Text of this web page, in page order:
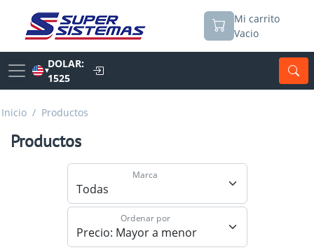
Mi carrito
Vacio
▼
DOLAR:
1525
Inicio / Productos
Productos
Marca
Ordenar por